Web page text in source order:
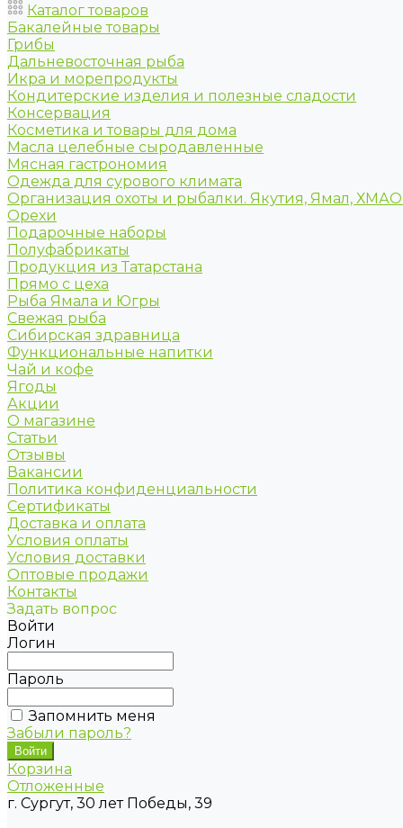
Каталог товаров
Бакалейные товары
Грибы
Дальневосточная рыба
Икра и морепродукты
Кондитерские изделия и полезные сладости
Консервация
Косметика и товары для дома
Масла целебные сыродавленные
Мясная гастрономия
Одежда для сурового климата
Организация охоты и рыбалки. Якутия, Ямал,
Орехи
Подарочные наборы
Полуфабрикаты
Продукция из Татарстана
Прямо с цеха
Рыба Ямала и Югры
Свежая рыба
Сибирская здравница
Функциональные напитки
Чай и кофе
Ягоды
Акции
О магазине
Статьи
Отзывы
Вакансии
Политика конфиденциальности
Сертификаты
Доставка и оплата
Условия оплаты
Условия доставки
Оптовые продажи
Контакты
Задать вопрос
Войти
Логин
Пароль
Запомнить меня
Забыли пароль?
Корзина
Отложенные
г. Сургут, 30 лет Победы, 39